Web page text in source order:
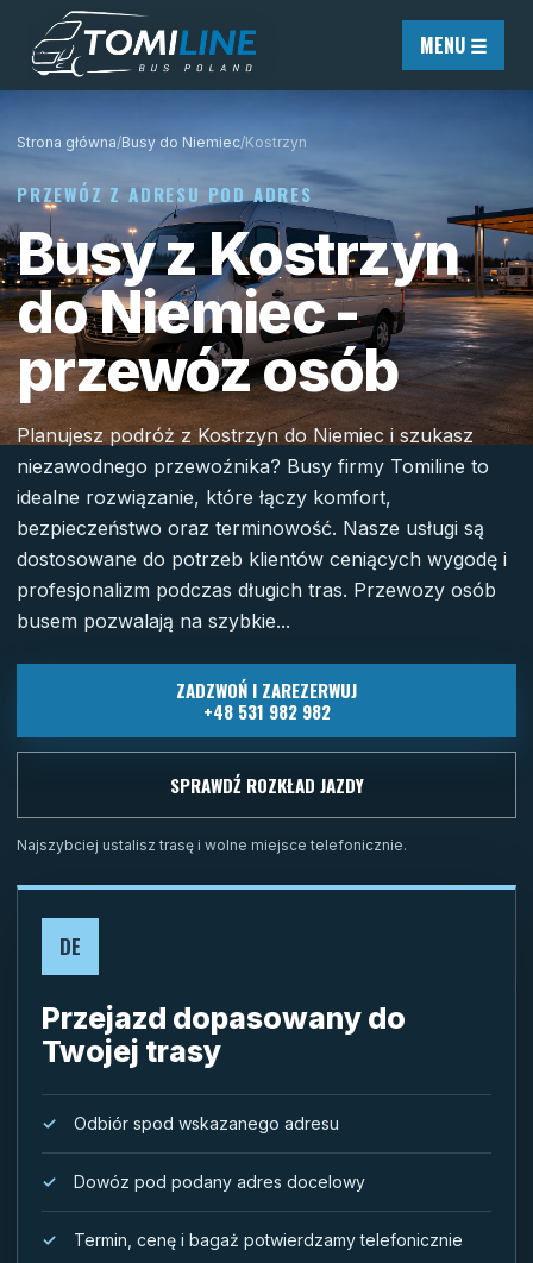
Przejdź do treści
MENU ☰
Strona główna/Busy do Niemiec/Kostrzyn
PRZEWÓZ Z ADRESU POD ADRES
Busy z Kostrzyn
do Niemiec -
przewóz osób
Planujesz podróż z Kostrzyn do Niemiec i szukasz
niezawodnego przewoźnika? Busy firmy Tomiline to
idealne rozwiązanie, które łączy komfort,
bezpieczeństwo oraz terminowość. Nasze usługi są
dostosowane do potrzeb klientów ceniących wygodę i
profesjonalizm podczas długich tras. Przewozy osób
busem pozwalają na szybkie...
ZADZWOŃ I ZAREZERWUJ
+48 531 982 982
SPRAWDŹ ROZKŁAD JAZDY
Najszybciej ustalisz trasę i wolne miejsce telefonicznie.
DE
Przejazd dopasowany do
Twojej trasy
Odbiór spod wskazanego adresu
Dowóz pod podany adres docelowy
Termin, cenę i bagaż potwierdzamy telefonicznie